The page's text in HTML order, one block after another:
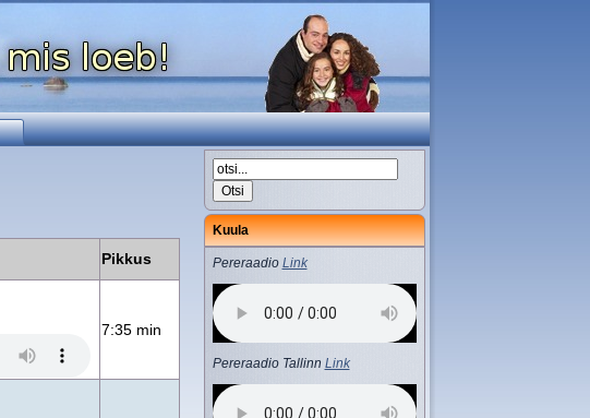
Pikkus
7:35 min
Kuula
Pereraadio Link
Pereraadio Tallinn Link